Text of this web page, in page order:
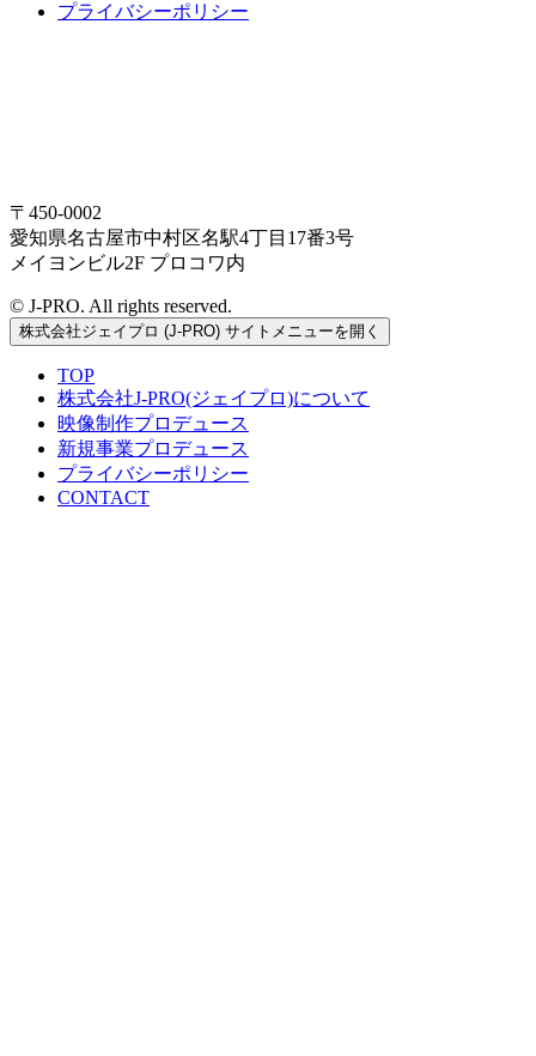
プライバシーポリシー
〒450-0002
愛知県名古屋市中村区名駅4丁目17番3号
メイヨンビル2F プロコワ内
© J-PRO. All rights reserved.
株式会社ジェイプロ (J-PRO) サイトメニューを開く
TOP
株式会社J-PRO(ジェイプロ)について
映像制作プロデュース
新規事業プロデュース
プライバシーポリシー
CONTACT